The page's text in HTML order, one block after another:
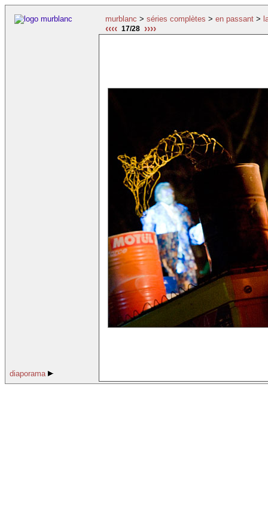
murblanc > séries complètes > en passant >
‹‹‹‹ 17/28 ››››
diaporama